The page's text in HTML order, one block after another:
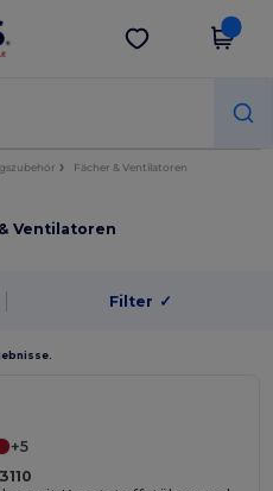
App holen
Fächer & Ventilatoren
Ventilatoren
Filter ✓
+5